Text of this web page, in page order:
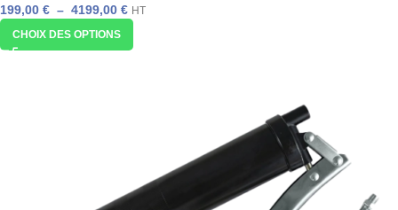
199,00 € – 4199,00 € HT
CHOIX DES OPTIONS